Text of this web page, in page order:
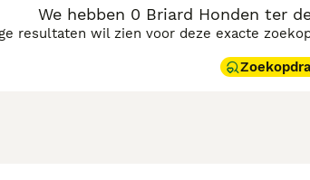
We hebben 0 Briard Honden ter
resultaten wil zien voor deze exacte